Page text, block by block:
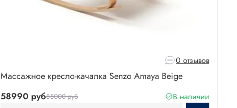
0 отзывов
Массажное кресло-качалка Senzo Amaya Beige
58990 руб85000 руб
В наличии